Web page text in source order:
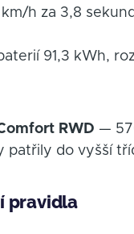
h za 3,8
91,3 kWh,
RWD —
patřily do vyšší
pravidla